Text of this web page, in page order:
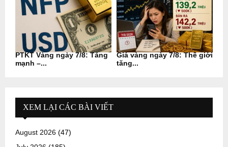
PTKT Vàng ngày 7/8: Tăng
mạnh –...
Giá vàng ngày 7/8: Thế giới
tăng...
XEM LẠI CÁC BÀI VIẾT
August 2026 (47)